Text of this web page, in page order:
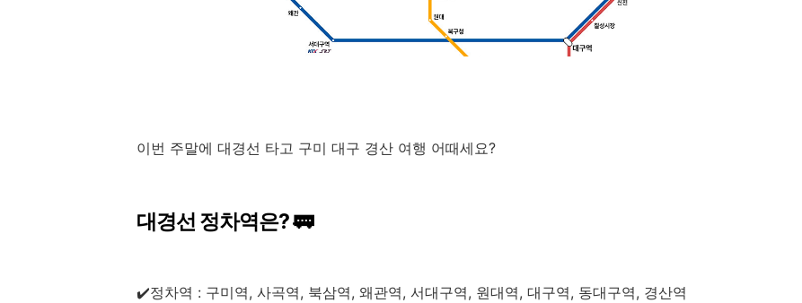
이번 주말에 대경선 타고 구미 대구 경산 여행 어때세요?
대경선 정차역은? 🚃
✔️정차역 : 구미역, 사곡역, 북삼역, 왜관역, 서대구역, 원대역, 대구역, 동대구역, 경산역